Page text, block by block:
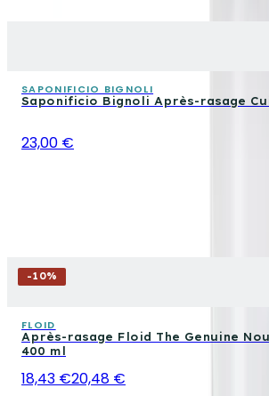
SAPONIFICIO BIGNOLI
Saponificio Bignoli Après-rasage
23,00 €
-10%
FLOID
Après-rasage Floid The Genuine
400 ml
18,43 €20,48 €